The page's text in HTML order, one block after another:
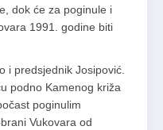
dok će za poginule i
1991. godine biti
i predsjednik Josipović.
podno Kamenog križa
poginulim
Vukovara od